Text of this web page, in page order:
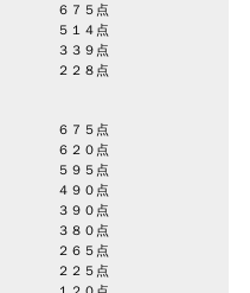
６７５点
５１４点
３３９点
２２８点
６７５点
６２０点
５９５点
４９０点
３９０点
３８０点
２６５点
２２５点
１２０点